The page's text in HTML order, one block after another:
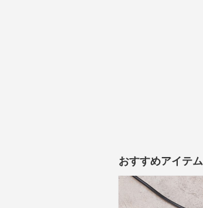
おすすめアイテム